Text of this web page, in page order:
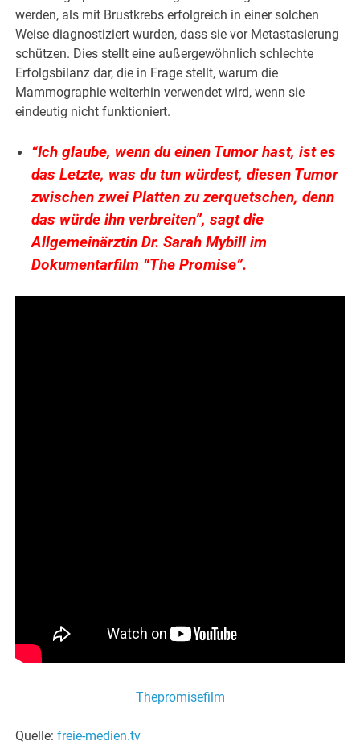
werden, als mit Brustkrebs erfolgreich in einer solchen
Weise diagnostiziert wurden, dass sie vor Metastasierung
schützen. Dies stellt eine außergewöhnlich schlechte
Erfolgsbilanz dar, die in Frage stellt, warum die
Mammographie weiterhin verwendet wird, wenn sie
eindeutig nicht funktioniert.
“Ich glaube, wenn du einen Tumor hast, ist es
das Letzte, was du tun würdest, diesen Tumor
zwischen zwei Platten zu zerquetschen, denn
das würde ihn verbreiten”, sagt die
Allgemeinärztin Dr. Sarah Mybill im
Dokumentarfilm “The Promise”.
Thepromisefilm
Quelle:freie-medien.tv